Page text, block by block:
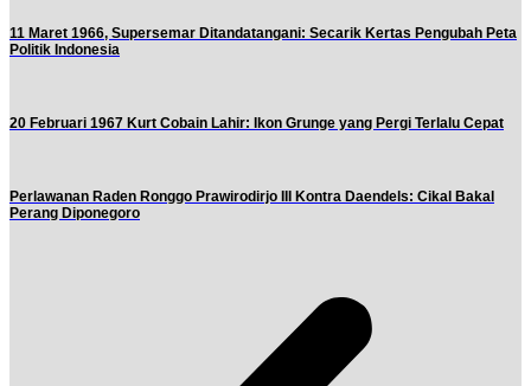
11 Maret 1966, Supersemar Ditandatangani: Secarik Kertas Pengubah Peta
Politik Indonesia
20 Februari 1967 Kurt Cobain Lahir: Ikon Grunge yang Pergi Terlalu Cepat
Perlawanan Raden Ronggo Prawirodirjo III Kontra Daendels: Cikal Bakal
Perang Diponegoro